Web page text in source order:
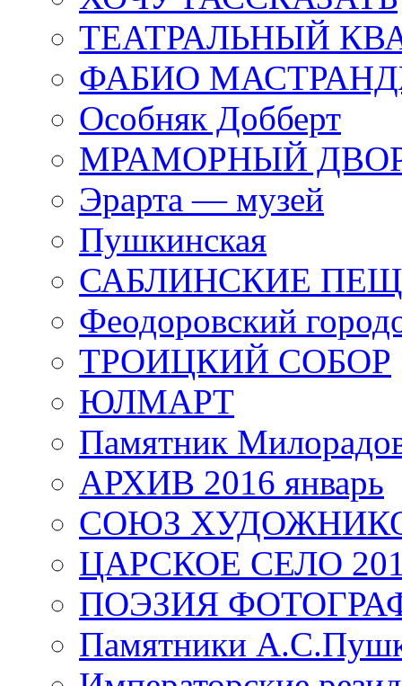
ТЕАТРАЛЬНЫЙ
ФАБИО
Особняк Добберт
МРАМОРНЫЙ
Эрарта — музей
Пушкинская
САБЛИНСКИЕ
Феодоровский
ТРОИЦКИЙ СОБОР
ЮЛМАРТ
Памятник
АРХИВ 2016 январь
СОЮЗ
ЦАРСКОЕ СЕЛО
ПОЭЗИЯ
Памятники